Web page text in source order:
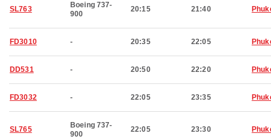
SL763
Boeing 737-
900
20:15 21:40
FD3010 - 20:35 22:05
DD531 - 20:50 22:20
FD3032 - 22:05 23:35
SL765
Boeing 737-
900
22:05 23:30